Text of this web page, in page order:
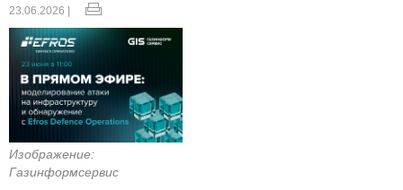
23.06.2026 |
Изображение:
Газинформсервис